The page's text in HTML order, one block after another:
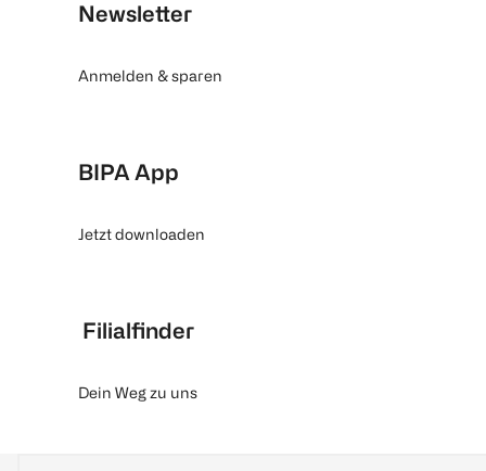
Newsletter
Anmelden & sparen
BIPA App
Jetzt downloaden
Filialfinder
Dein Weg zu uns